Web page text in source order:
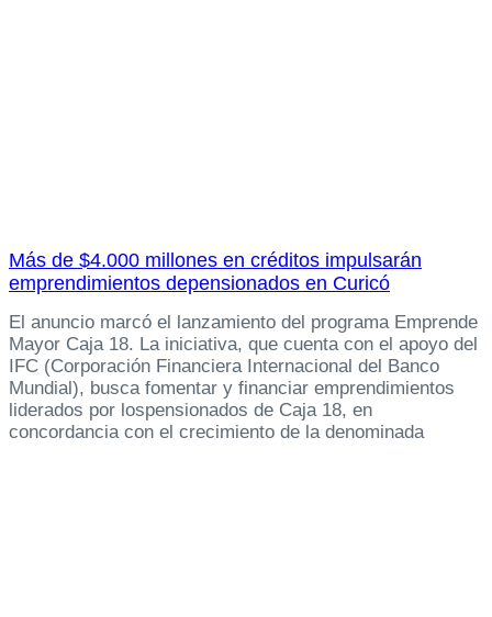
Más de $4.000 millones en créditos impulsarán
emprendimientos depensionados en Curicó
El anuncio marcó el lanzamiento del programa Emprende
Mayor Caja 18. La iniciativa, que cuenta con el apoyo del
IFC (Corporación Financiera Internacional del Banco
Mundial), busca fomentar y financiar emprendimientos
liderados por lospensionados de Caja 18, en
concordancia con el crecimiento de la denominada